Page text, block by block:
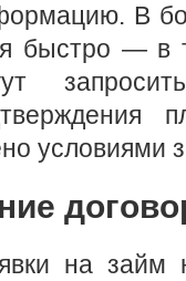
В
быстро — в
условиями
на